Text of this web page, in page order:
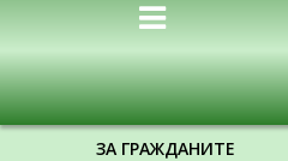
ЗА ГРАЖДАНИТЕ